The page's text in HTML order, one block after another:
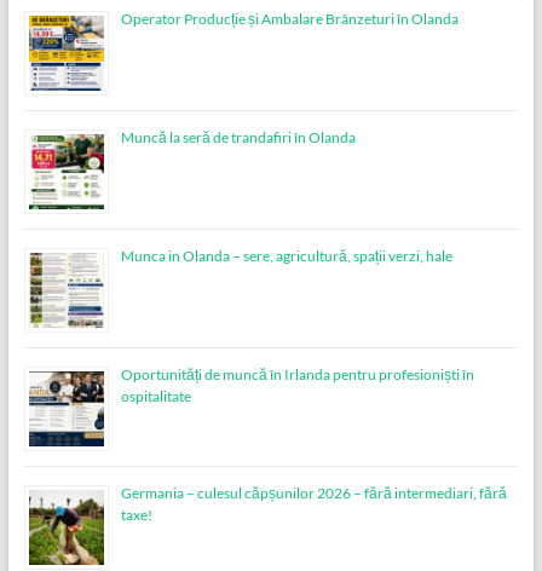
Operator Producție și Ambalare Brânzeturi în Olanda
Muncă la seră de trandafiri în Olanda
Munca in Olanda – sere, agricultură, spații verzi, hale
Oportunități de muncă în Irlanda pentru profesioniști în
ospitalitate
Germania – culesul căpșunilor 2026 – fără intermediari, fără
taxe!